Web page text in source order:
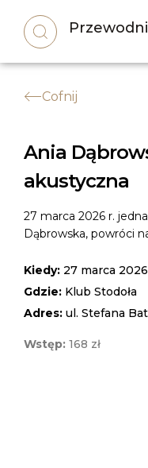
Cofnij
Ania
akustyczna
27 marca 2026 r.
Dąbrowska, powróci
Kiedy: 27 marca
Gdzie: Klub Stodoła
Adres: ul. Stefana
Wstęp: 168 zł